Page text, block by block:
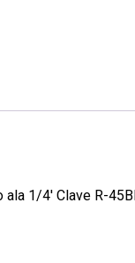
1/4′ Clave R-